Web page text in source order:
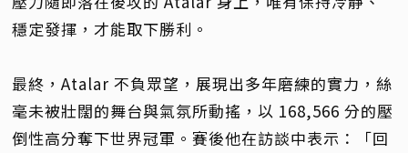
穩定發揮，才能取下勝利。
最終，Atalar 不負眾望，展現出多年磨練的實力，絲
毫未被壯闊的舞台與氣氛所動搖，以 168,566 分的壓
倒性高分奪下世界冠軍。賽後他在訪談中表示：「回